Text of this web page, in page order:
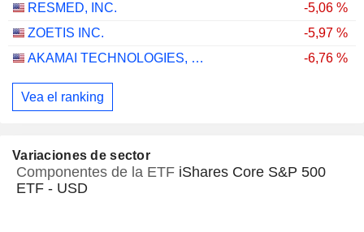
RESMED, INC.
-5,06 %
ZOETIS INC.
-5,97 %
AKAMAI TECHNOLOGIES, INC.
-6,76 %
Vea el ranking
Variaciones de sector
Componentes de la ETF iShares Core S&P 500
ETF - USD